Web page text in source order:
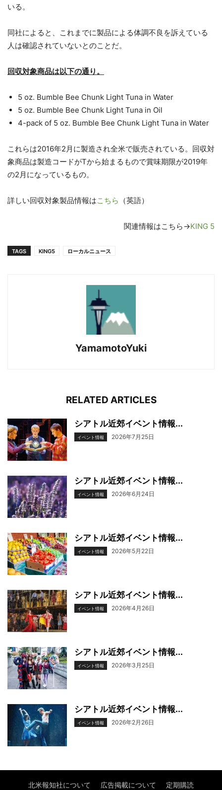
いる。
同社によると、これまでに製品による体調不良を訴えている
人は確認されていないとのことだ。
回収対象商品は以下の通り。
5 oz. Bumble Bee Chunk Light Tuna in Water
5 oz. Bumble Bee Chunk Light Tuna in Oil
4-pack of 5 oz. Bumble Bee Chunk Light Tuna in Water
これらは2016年2月に製造され全米で販売されている。回収対
象商品は製造コードがTから始まるもので賞味期限が2019年
の2月になっているもの。
詳しい回収対象製品情報はこちら （英語）
関連情報はこちら→KING 5
TAGS KING5 ローカルニュース
YamamotoYuki
RELATED ARTICLES
シアトル近郊イベント情報...
イベント情報 2026年7月25日
シアトル近郊イベント情報...
イベント情報 2026年6月24日
シアトル近郊イベント情報...
イベント情報 2026年5月22日
シアトル近郊イベント情報...
イベント情報 2026年4月26日
シアトル近郊イベント情報...
イベント情報 2026年3月25日
シアトル近郊イベント情報...
イベント情報 2026年2月26日
北米報知社について 広告掲載について 定期購読